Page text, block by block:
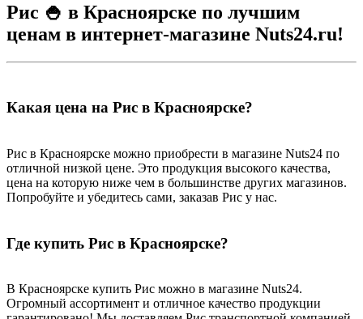
Рис 🍚 в Красноярске по лучшим
ценам в интернет-магазине Nuts24.ru!
Какая цена на Рис в Красноярске?
Рис в Красноярске можно приобрести в магазине Nuts24 по
отличной низкой цене. Это продукция высокого качества,
цена на которую ниже чем в большинстве других магазинов.
Попробуйте и убедитесь сами, заказав Рис у нас.
Где купить Рис в Красноярске?
В Красноярске купить Рис можно в магазине Nuts24.
Огромный ассортимент и отличное качество продукции